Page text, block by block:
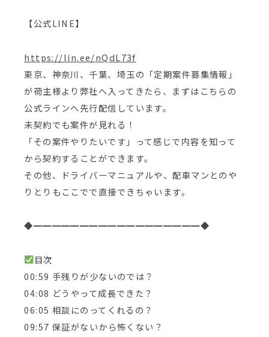
【公式LINE】
https://lin.ee/nQdL73f
東京、神奈川、千葉、埼玉の「定期案件募集情報」
が荷主様より弊社へ入ってきたら、まずはこちらの
公式ラインへ先行配信しています。
未契約でも案件が見れる！
「その案件やりたいです」って感じで内容を知って
から契約することができます。
その他、ドライバーマニュアルや、配車マンとのや
りとりもここでで直接できちゃいます。
◆━━━━━━━━━━━━━━━━━━◆
目次
00:59 手残りが少ないのでは？
04:08 どうやって成長できた？
06:05 相談にのってくれるの？
09:57 保証がないから怖くない？